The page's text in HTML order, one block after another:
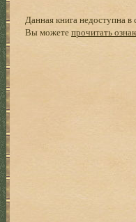
Данная книга недоступна в
Вы можетепрочитать